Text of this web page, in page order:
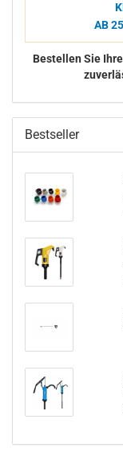
AB
Bestellen Sie
Bestseller